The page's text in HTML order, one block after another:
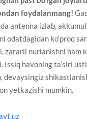
foydalanmang!
antenna izlab,
odatdagidan ko‘proq
zararli nurlanishni ham
Issiq havoning ta’siri
devaysingiz
yetkazishi mumkin.